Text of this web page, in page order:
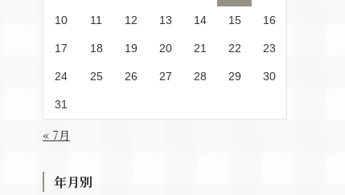
10 11 12 13 14 15 16
17 18 19 20 21 22 23
24 25 26 27 28 29 30
31
« 7月
年月別